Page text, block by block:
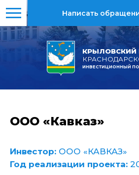
КРЫЛОВСКИЙ
ИНВЕСТИЦИОННЫЙ
Написать
ООО «Кавказ»
Инвестор: ООО «КАВКАЗ»
Год реализации проекта: